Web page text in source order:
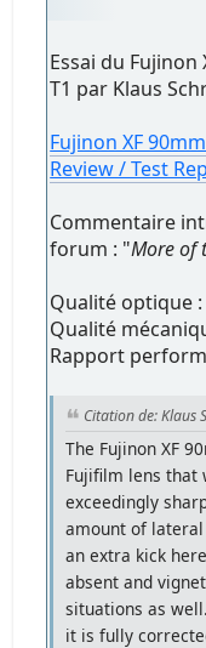
Essai du Fujinon
T1 par Klaus
Fujinon XF
Review / Test
Commentaire
forum : "More of
Qualité optique
Qualité
Rapport
Citation de: Klaus
The Fujinon XF
Fujifilm lens that
exceedingly
amount of
an extra kick
absent and
situations as
it is fully